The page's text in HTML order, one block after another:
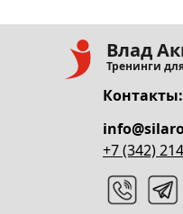
+7 (342)
Контакты:
Влад
Тренинги